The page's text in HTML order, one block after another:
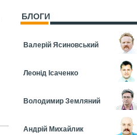
БЛОГИ
Валерій Ясиновський
Леонід Ісаченко
Володимир Земляний
Андрій Михайлик